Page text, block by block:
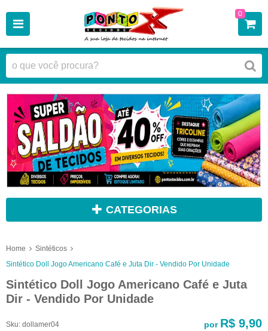
0
CATEGORIAS
Home
Sintéticos
Sintético Doll Jogo Americano Café e Juta Dir - Vendido Por Unidade
Sintético Doll Jogo Americano Café e Juta
Dir - Vendido Por Unidade
Sku: dollamer04
por R$ 9,90